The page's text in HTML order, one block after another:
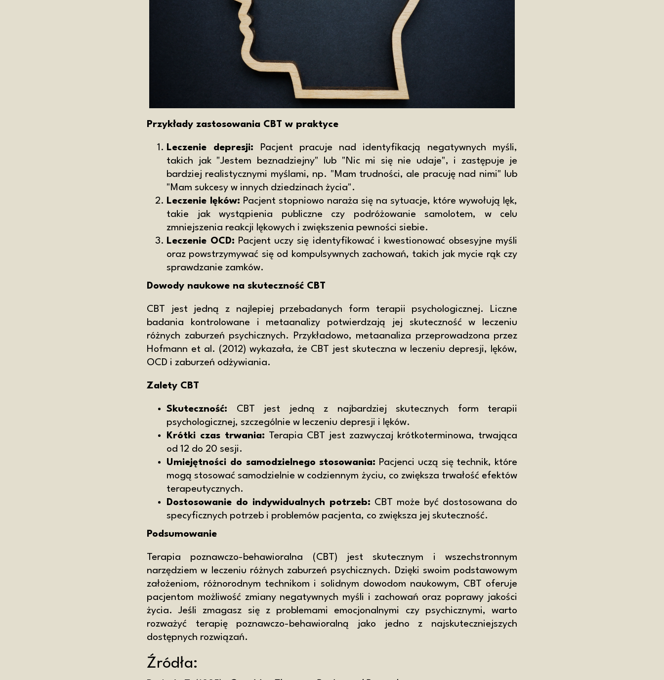
Przykłady zastosowania CBT w praktyce
Leczenie depresji: Pacjent pracuje nad identyfikacją negatywnych myśli,
takich jak "Jestem beznadziejny" lub "Nic mi się nie udaje", i zastępuje je
bardziej realistycznymi myślami, np. "Mam trudności, ale pracuję nad nimi" lub
"Mam sukcesy w innych dziedzinach życia".
Leczenie lęków: Pacjent stopniowo naraża się na sytuacje, które wywołują lęk,
takie jak wystąpienia publiczne czy podróżowanie samolotem, w celu
zmniejszenia reakcji lękowych i zwiększenia pewności siebie.
Leczenie OCD: Pacjent uczy się identyfikować i kwestionować obsesyjne myśli
oraz powstrzymywać się od kompulsywnych zachowań, takich jak mycie rąk czy
sprawdzanie zamków.
Dowody naukowe na skuteczność CBT
CBT jest jedną z najlepiej przebadanych form terapii psychologicznej. Liczne
badania kontrolowane i metaanalizy potwierdzają jej skuteczność w leczeniu
różnych zaburzeń psychicznych. Przykładowo, metaanaliza przeprowadzona przez
Hofmann et al. (2012) wykazała, że CBT jest skuteczna w leczeniu depresji, lęków,
OCD i zaburzeń odżywiania.
Zalety CBT
Skuteczność: CBT jest jedną z najbardziej skutecznych form terapii
psychologicznej, szczególnie w leczeniu depresji i lęków.
Krótki czas trwania: Terapia CBT jest zazwyczaj krótkoterminowa, trwająca
od 12 do 20 sesji.
Umiejętności do samodzielnego stosowania: Pacjenci uczą się technik, które
mogą stosować samodzielnie w codziennym życiu, co zwiększa trwałość efektów
terapeutycznych.
Dostosowanie do indywidualnych potrzeb: CBT może być dostosowana do
specyficznych potrzeb i problemów pacjenta, co zwiększa jej skuteczność.
Podsumowanie
Terapia poznawczo-behawioralna (CBT) jest skutecznym i wszechstronnym
narzędziem w leczeniu różnych zaburzeń psychicznych. Dzięki swoim podstawowym
założeniom, różnorodnym technikom i solidnym dowodom naukowym, CBT oferuje
pacjentom możliwość zmiany negatywnych myśli i zachowań oraz poprawy jakości
życia. Jeśli zmagasz się z problemami emocjonalnymi czy psychicznymi, warto
rozważyć terapię poznawczo-behawioralną jako jedno z najskuteczniejszych
dostępnych rozwiązań.
Źródła: